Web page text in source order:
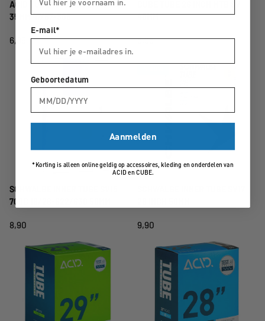
ACID TUBE 16" JUNIOR/MTB AV
35MM 47/57-305
6,95
40MM
5,95
SCHWALBE INNER TUBE SV15
700C 18/28-622/630 50MM
8,90 9,90
E-mail*
Geboortedatum
Aanmelden
*Korting is alleen online geldig op accessoires, kleding en onderdelen van
ACID en CUBE.